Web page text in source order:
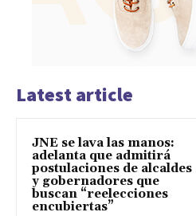
Latest article
JNE se lava las manos:
adelanta que admitirá
postulaciones de alcaldes
y gobernadores que
buscan “reelecciones
encubiertas”